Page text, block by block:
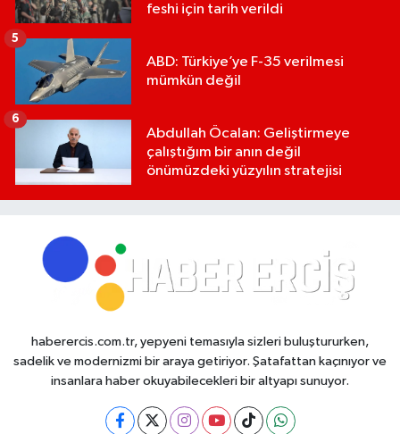
feshi için tarih verildi
ABD: Türkiye’ye F-35 verilmesi
mümkün değil
5
Abdullah Öcalan: Geliştirmeye
çalıştığım bir anın değil
önümüzdeki yüzyılın stratejisi
6
haberercis.com.tr, yepyeni temasıyla sizleri buluştururken,
sadelik ve modernizmi bir araya getiriyor. Şatafattan kaçınıyor ve
insanlara haber okuyabilecekleri bir altyapı sunuyor.